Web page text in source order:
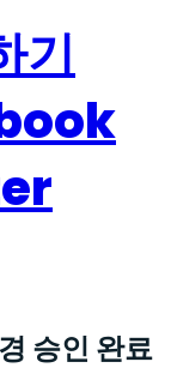
승인 완료